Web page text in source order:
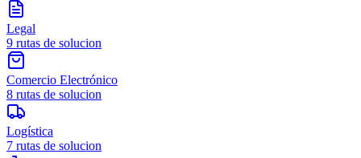
Legal
9 rutas de solucion
Comercio Electrónico
8 rutas de solucion
Logística
7 rutas de solucion